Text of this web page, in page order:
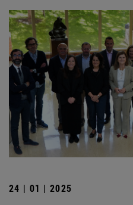
24 | 01 | 2025